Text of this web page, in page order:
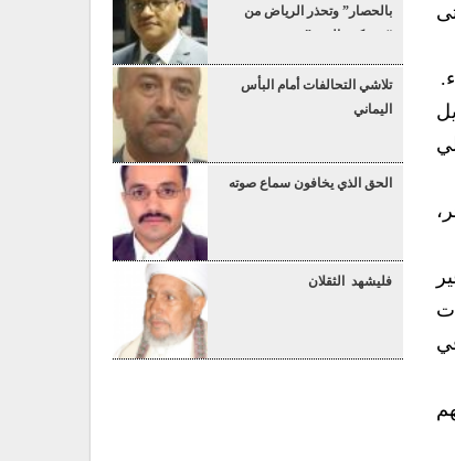
في
بالحصار” وتحذر الرياض من
“عسكرة البحر”
تلاشي التحالفات أمام البأس
اليماني
الحق الذي يخافون سماع صوته
فليشهد الثقلان